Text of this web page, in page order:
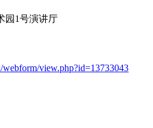
园1号演讲厅
view.php?id=13733043